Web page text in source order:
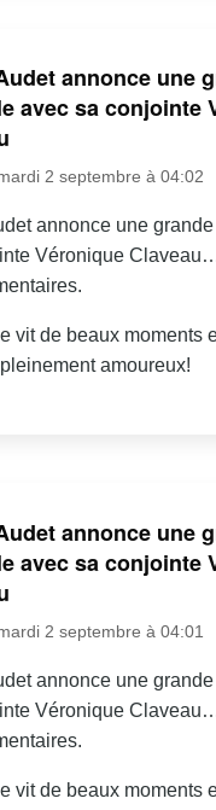
annonce une
avec sa conjointe
2 septembre à 04:02
annonce une
Véronique
vit de beaux moments
amoureux!
annonce une
avec sa conjointe
2 septembre à 04:01
annonce une
Véronique
vit de beaux moments